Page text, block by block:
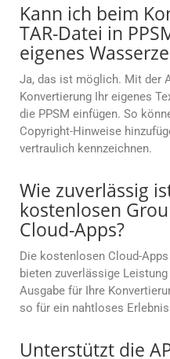
Kann ich beim
TAR-Datei in
eigenes
Ja, das ist möglich. Mit der
Konvertierung Ihr eigenes
die PPSM einfügen. So
Copyright-Hinweise
vertraulich kennzeichnen.
Wie zuverlässig
kostenlosen
Cloud-Apps?
Die kostenlosen Cloud-
bieten zuverlässige
Ausgabe für Ihre
so für ein nahtloses
Unterstützt die